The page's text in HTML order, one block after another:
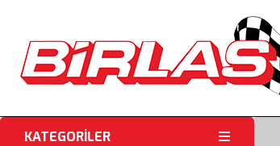
KATEGORİLER